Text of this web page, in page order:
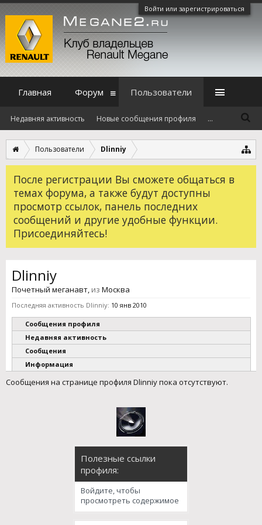
Войти или зарегистрироваться
Пользователи Dlinniy
После регистрации Вы сможете общаться в
темах форума, а также будут доступны
просмотр ссылок, панель последних
сообщений и другие удобные функции.
Присоединяйтесь!
Полезные ссылки
профиля:
Войдите, чтобы
просмотреть содержимое
Dlinniy
Почетный меганавт, из Москва
Последняя активность Dlinniy: 10 янв 2010
Сообщения профиля
Недавняя активность
Сообщения
Информация
Сообщения на странице профиля Dlinniy пока отсутствуют.
Главная Форум Пользователи
Недавняя активность Новые сообщения профиля ...